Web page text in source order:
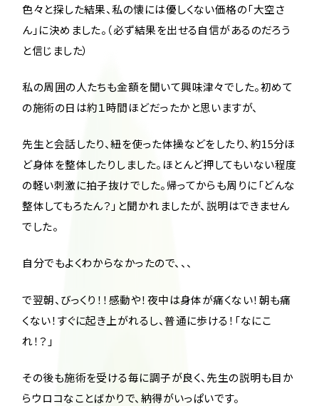
色々と探した結果、私の懐には優しくない価格の「大空さ
ん」に決めました。（必ず結果を出せる自信があるのだろう
と信じました）
私の周囲の人たちも金額を聞いて興味津々でした。初めて
の施術の日は約１時間ほどだったかと思いますが、
先生と会話したり、紐を使った体操などをしたり、約15分ほ
ど身体を整体したりしました。ほとんど押してもいない程度
の軽い刺激に拍子抜けでした。帰ってからも周りに「どんな
整体してもろたん？」と聞かれましたが、説明はできません
でした。
自分でもよくわからなかったので、、、
で翌朝、びっくり！！感動や！夜中は身体が痛くない！朝も痛
くない！すぐに起き上がれるし、普通に歩ける！「なにこ
れ！？」
その後も施術を受ける毎に調子が良く、先生の説明も目か
らウロコなことばかりで、納得がいっぱいです。